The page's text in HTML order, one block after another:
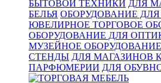
БЫТОВОЙ ТЕХНИКИ ДЛЯ
БЕЛЬЯ ОБОРУДОВАНИЕ
ЮВЕЛИРНОЕ ТОРГОВОЕ
ОБОРУДОВАНИЕ ДЛЯ
МУЗЕЙНОЕ ОБОРУДОВАНИЕ
СТЕНДЫ ДЛЯ МАГАЗИНОВ
ПАРФЮМЕРИИ ДЛЯ